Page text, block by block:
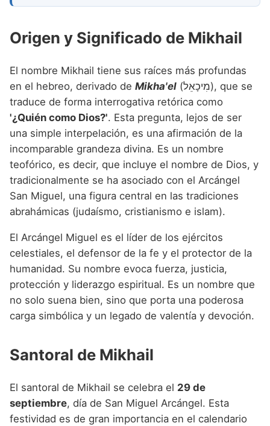
Origen y Significado de Mikhail
El nombre Mikhail tiene sus raíces más profundas
en el hebreo, derivado de Mikha'el (מִיכָאֵל), que se
traduce de forma interrogativa retórica como
'¿Quién como Dios?'. Esta pregunta, lejos de ser
una simple interpelación, es una afirmación de la
incomparable grandeza divina. Es un nombre
teofórico, es decir, que incluye el nombre de Dios, y
tradicionalmente se ha asociado con el Arcángel
San Miguel, una figura central en las tradiciones
abrahámicas (judaísmo, cristianismo e islam).
El Arcángel Miguel es el líder de los ejércitos
celestiales, el defensor de la fe y el protector de la
humanidad. Su nombre evoca fuerza, justicia,
protección y liderazgo espiritual. Es un nombre que
no solo suena bien, sino que porta una poderosa
carga simbólica y un legado de valentía y devoción.
Santoral de Mikhail
El santoral de Mikhail se celebra el 29 de
septiembre, día de San Miguel Arcángel. Esta
festividad es de gran importancia en el calendario